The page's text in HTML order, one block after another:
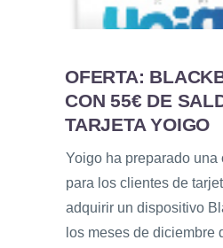
OFERTA:
CON 55€ DE
TARJETA YOIGO
Yoigo ha preparado una
para los clientes de
adquirir un dispositivo
los meses de diciembre